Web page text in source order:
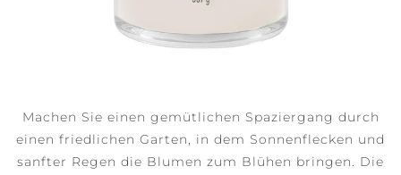
Machen Sie einen gemütlichen Spaziergang durch
einen friedlichen Garten, in dem Sonnenflecken und
sanfter Regen die Blumen zum Blühen bringen. Die